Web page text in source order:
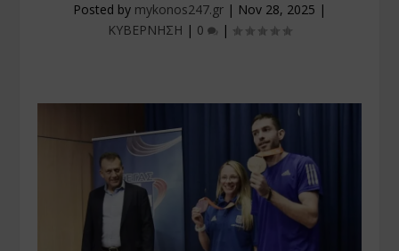
Posted by mykonos247.gr | Nov 28, 2025 |
ΚΥΒΕΡΝΗΣΗ | 0 |